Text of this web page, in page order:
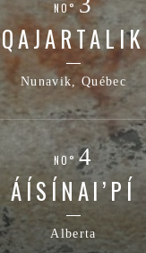
NO°
QAJARTALIK
Nunavik, Québec
NO°
ÁÍSÍNAI’PÍ
Alberta